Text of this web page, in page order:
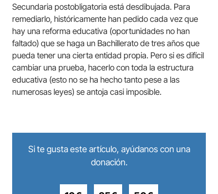
Secundaria postobligatoria está desdibujada. Para
remediarlo, históricamente han pedido cada vez que
hay una reforma educativa (oportunidades no han
faltado) que se haga un Bachillerato de tres años que
pueda tener una cierta entidad propia. Pero si es difícil
cambiar una prueba, hacerlo con toda la estructura
educativa (esto no se ha hecho tanto pese a las
numerosas leyes) se antoja casi imposible.
Si te gusta este artículo, ayúdanos con una
donación.